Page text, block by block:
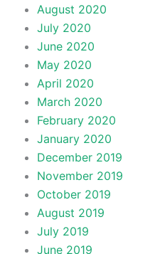
August 2020
July 2020
June 2020
May 2020
April 2020
March 2020
February 2020
January 2020
December 2019
November 2019
October 2019
August 2019
July 2019
June 2019